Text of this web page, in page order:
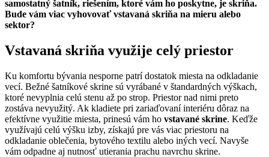
samostatný šatník, riešením, ktoré vám ho poskytne, je skriňa.
Bude vám viac vyhovovať vstavaná skriňa na mieru alebo
sektor?
Vstavaná skriňa využije celý priestor
Ku komfortu bývania nesporne patrí dostatok miesta na odkladanie
vecí. Bežné šatníkové skrine sú vyrábané v štandardných výškach,
ktoré nevyplnia celú stenu až po strop. Priestor nad nimi preto
zostáva nevyužitý. Ak kladiete pri zariaďovaní interiéru dôraz na
efektívne využitie miesta, prinesú vám ho vstavané skrine. Keďže
využívajú celú výšku izby, získajú pre vás viac priestoru na
odkladanie oblečenia, bytového textilu alebo iných vecí. Navyše
vám odpadne aj nutnosť utierania prachu navrchu skrine.